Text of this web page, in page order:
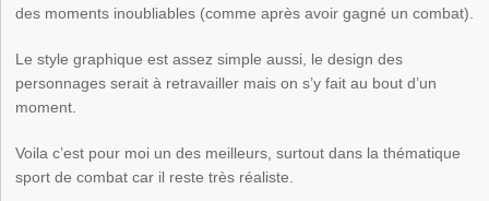
des moments inoubliables (comme après avoir gagné un combat).
Le style graphique est assez simple aussi, le design des
personnages serait à retravailler mais on s’y fait au bout d’un
moment.
Voila c’est pour moi un des meilleurs, surtout dans la thématique
sport de combat car il reste très réaliste.